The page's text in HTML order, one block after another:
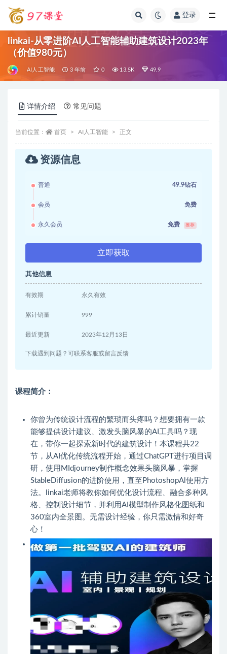
登录
linkai-从零进阶AI人工智能辅助建筑设计2023年
（价值980元）
AI人工智能 3 年前 0 13.5K 49.9
详情介绍 常见问题
当前位置： 首页 AI人工智能 正文
资源信息
普通 49.9钻石
会员 免费
永久会员 免费 推荐
立即获取
其他信息
有效期 永久有效
累计销量 999
最近更新 2023年12月13日
下载遇到问题？可联系客服或留言反馈
课程简介：
你曾为传统设计流程的繁琐而头疼吗？想要拥有一款
能够提供设计建议、激发头脑风暴的AI工具吗？现
在，带你一起探索新时代的建筑设计！本课程共22
节，从AI优化传统流程开始，通过ChatGPT进行项目调
研，使用MIdjourney制作概念效果头脑风暴，掌握
StableDiffusion的进阶使用，直至PhotoshopAl使用方
法。linkai老师将教你如何优化设计流程、融合多种风
格、控制设计细节，并利用AI模型制作风格化图纸和
360室内全景图。无需设计经验，你只需激情和好奇
心！